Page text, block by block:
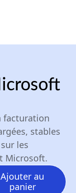
facturation
stables
les
Microsoft.
Ajouter au
panier